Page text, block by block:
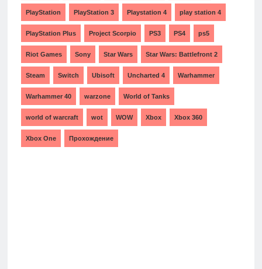
PlayStation PlayStation 3 Playstation 4 play station 4
PlayStation Plus Project Scorpio PS3 PS4 ps5
Riot Games Sony Star Wars Star Wars: Battlefront 2
Steam Switch Ubisoft Uncharted 4 Warhammer
Warhammer 40 warzone World of Tanks
world of warcraft wot WOW Xbox Xbox 360
Xbox One Прохождение